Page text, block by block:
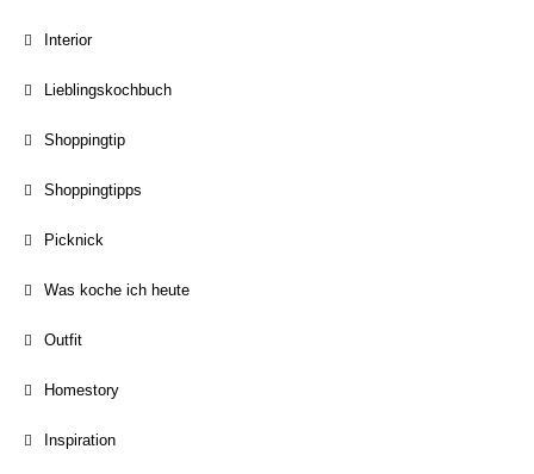
Interior
Lieblingskochbuch
Shoppingtip
Shoppingtipps
Picknick
Was koche ich heute
Outfit
Homestory
Inspiration